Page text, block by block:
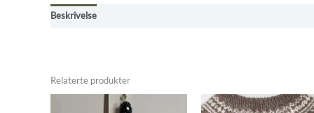
Beskrivelse
Relaterte produkter